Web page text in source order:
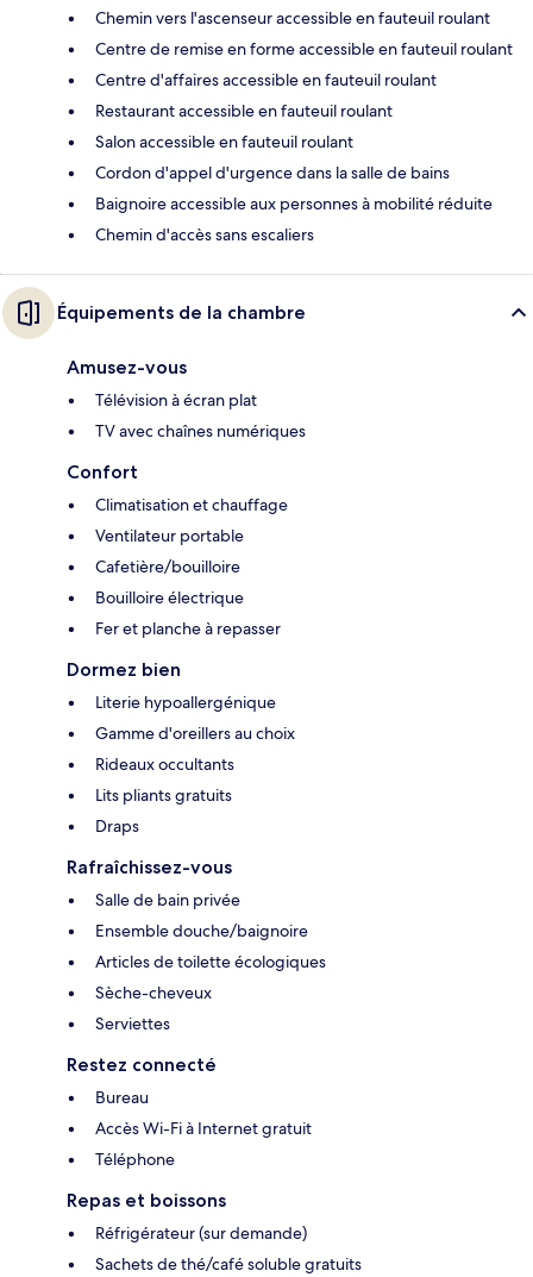
Chemin vers l'ascenseur accessible en fauteuil roulant
Centre de remise en forme accessible en fauteuil roulant
Centre d'affaires accessible en fauteuil roulant
Restaurant accessible en fauteuil roulant
Salon accessible en fauteuil roulant
Cordon d'appel d'urgence dans la salle de bains
Baignoire accessible aux personnes à mobilité réduite
Chemin d'accès sans escaliers
Équipements de la chambre
Amusez-vous
Télévision à écran plat
TV avec chaînes numériques
Confort
Climatisation et chauffage
Ventilateur portable
Cafetière/bouilloire
Bouilloire électrique
Fer et planche à repasser
Dormez bien
Literie hypoallergénique
Gamme d'oreillers au choix
Rideaux occultants
Lits pliants gratuits
Draps
Rafraîchissez-vous
Salle de bain privée
Ensemble douche/baignoire
Articles de toilette écologiques
Sèche-cheveux
Serviettes
Restez connecté
Bureau
Accès Wi-Fi à Internet gratuit
Téléphone
Repas et boissons
Réfrigérateur (sur demande)
Sachets de thé/café soluble gratuits